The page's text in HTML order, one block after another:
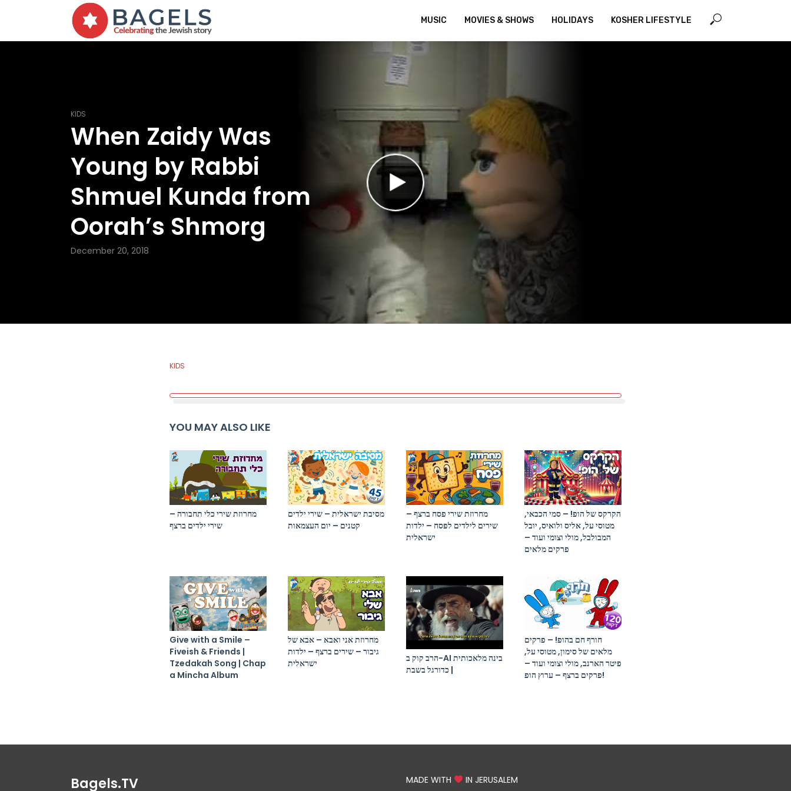
MUSIC MOVIES & SHOWS HOLIDAYS KOSHER LIFESTYLE
KIDS
When Zaidy Was
Young by Rabbi
Shmuel Kunda from
Oorah’s Shmorg
December 20, 2018
KIDS
YOU MAY ALSO LIKE
מחרוזת שירי כלי תחבורה –
שירי ילדים ברצף
מסיבת ישראלית – שירי ילדים
קטנים – יום העצמאות
מחרוזת שירי פסח ברצף –
שירים לילדים לפסח – ילדות
ישראלית
הקרקס של הופ! – סמי הכבאי,
מטוסי על, אליס ולואיס, יובל
המבולבל, מולי וצומי ועוד –
פרקים מלאים
Give with a Smile –
Fiveish & Friends |
Tzedakah Song | Chap
a Mincha Album
מחרוזת אני ואבא – אבא של
גיבור – שירים ברצף – ילדות
ישראלית
הרב קוק ב-AI בינה מלאכותית
| כדורגל בשבת
חורף חם בהופ! – פרקים
מלאים של סימון, מטוסי על,
פיטר הארנב, מולי וצומי ועוד –
פרקים ברצף – ערוץ הופ!
Bagels.TV MADE WITH IN JERUSALEM